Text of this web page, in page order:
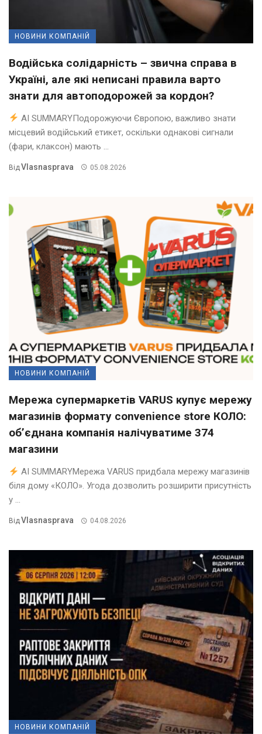
НОВИНИ КОМПАНІЙ
Водійська солідарність – звична справа в
Україні, але які неписані правила варто
знати для автоподорожей за кордон?
AI SUMMARYПодорожуючи Європою, важливо знати
місцевий водійський етикет, оскільки однакові сигнали
(фари, клаксон) мають ...
Від Vlasnasprava 05.08.2026
НОВИНИ КОМПАНІЙ
Мережа супермаркетів VARUS купує мережу
магазинів формату convenience store КОЛО:
об’єднана компанія налічуватиме 374
магазини
AI SUMMARYМережа VARUS придбала мережу магазинів
біля дому «КОЛО». Угода дозволить розширити присутність
у ...
ВідVlasnasprava 04.08.2026
НОВИНИ КОМПАНІЙ